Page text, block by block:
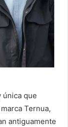
única que
Ternua,
antiguamente